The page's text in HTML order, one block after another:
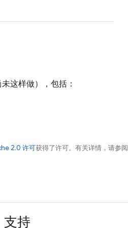
这样做），包括：
2.0 许可获得了许可。有关详情，请参阅
支持